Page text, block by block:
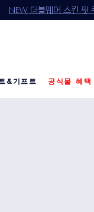
규 회원 첫 구매 15% OFF
NEW 퓨어 컬러 젤리 글로
NEW 더블웨어 스킨 핏
구매 무료 배송 & 선물 포
10만원 이상 구매 시 3
20만원 이상 구매 시 4
세트 증정 (118,250원
&기프트 공식몰 혜택